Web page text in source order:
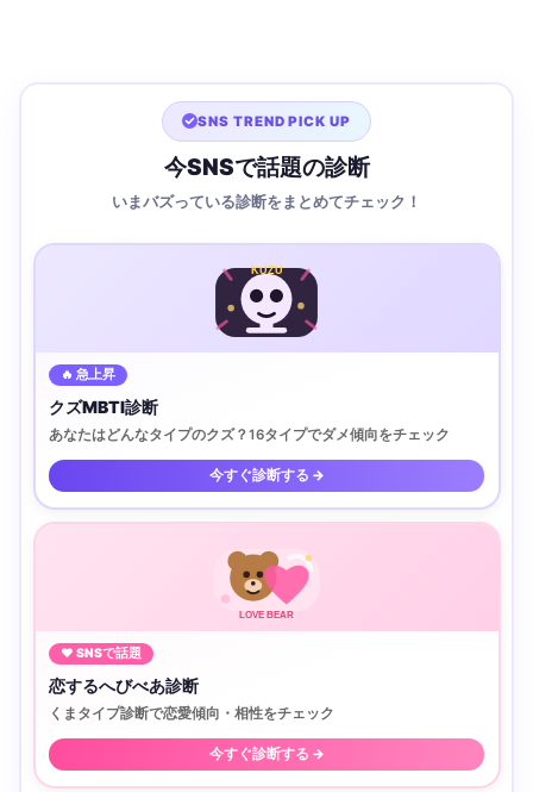
SNS TREND PICK UP
今SNSで話題の診断
いまバズっている診断をまとめてチェック！
KUZU
🔥 急上昇
クズMBTI診断
あなたはどんなタイプのクズ？16タイプでダメ傾向をチェック
今すぐ診断する →
LOVE BEAR
♥ SNSで話題
恋するへびべあ診断
くまタイプ診断で恋愛傾向・相性をチェック
今すぐ診断する →